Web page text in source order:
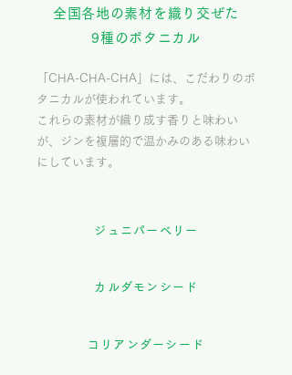
全国各地の素材を織り交ぜた
9種のボタニカル
「CHA-CHA-CHA」には、こだわりのボ
タニカルが使われています。
これらの素材が織り成す香りと味わい
が、ジンを複層的で温かみのある味わい
にしています。
ジュニパーベリー
カルダモンシード
コリアンダーシード